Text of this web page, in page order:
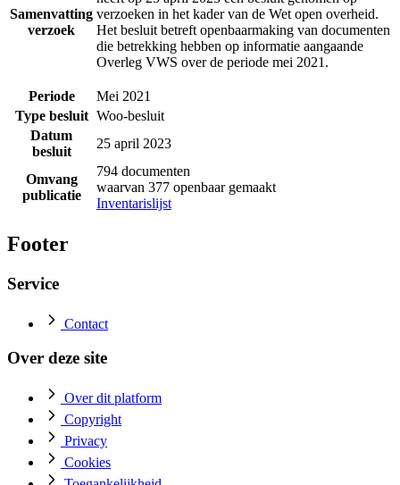
Samenvatting
verzoek
verzoeken in het kader van de Wet open overheid.
Het besluit betreft openbaarmaking van documenten
die betrekking hebben op informatie aangaande
Overleg VWS over de periode mei 2021.
Periode
Mei 2021
Type besluit Woo-besluit
Datum
besluit
25 april 2023
Omvang
publicatie
794 documenten
waarvan 377 openbaar gemaakt
Inventarislijst
Footer
Service
Contact
Over deze site
Over dit platform
Copyright
Privacy
Cookies